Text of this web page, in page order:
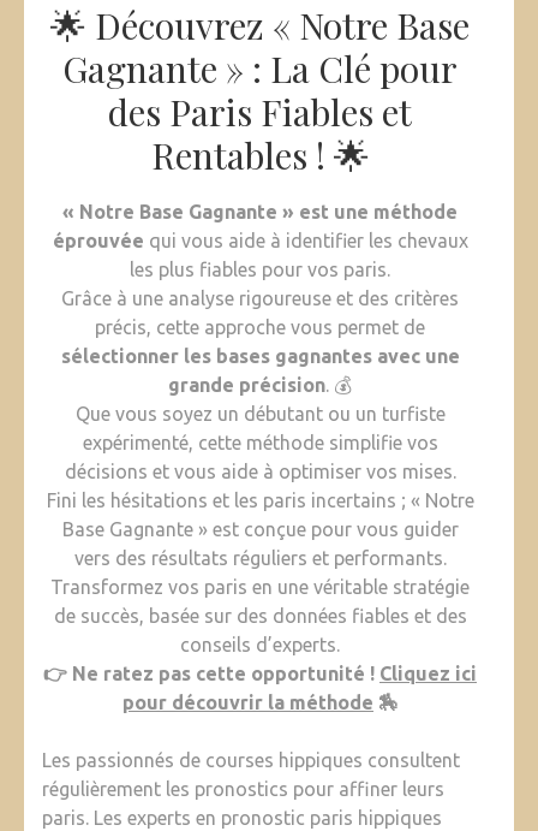
🌟 Découvrez « Notre Base
Gagnante » : La Clé pour
des Paris Fiables et
Rentables ! 🌟
« Notre Base Gagnante » est une méthode
éprouvée qui vous aide à identifier les chevaux
les plus fiables pour vos paris.
Grâce à une analyse rigoureuse et des critères
précis, cette approche vous permet de
sélectionner les bases gagnantes avec une
grande précision. 💰
Que vous soyez un débutant ou un turfiste
expérimenté, cette méthode simplifie vos
décisions et vous aide à optimiser vos mises.
Fini les hésitations et les paris incertains ; « Notre
Base Gagnante » est conçue pour vous guider
vers des résultats réguliers et performants.
Transformez vos paris en une véritable stratégie
de succès, basée sur des données fiables et des
conseils d’experts.
👉 Ne ratez pas cette opportunité ! Cliquez ici
pour découvrir la méthode 🏇
Les passionnés de courses hippiques consultent
régulièrement les pronostics pour affiner leurs
paris. Les experts en pronostic paris hippiques